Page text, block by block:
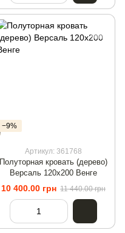
−9%
Артикул: 361768
Полуторная кровать (дерево)
Версаль 120х200 Венге
10 400.00 грн 11 440.00 грн